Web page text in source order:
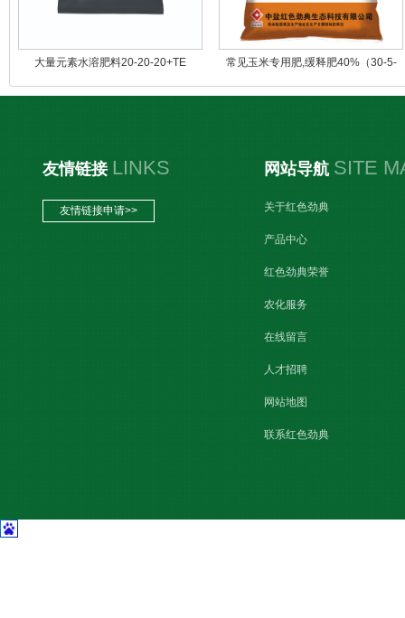
大量元素水溶肥料20-20-20+TE
常见玉米专用肥,缓释肥40%（30-5-
友情链接 LINKS
友情链接申请>>
网站导航 SITE
关于红色劲典
产品中心
红色劲典荣誉
农化服务
在线留言
人才招聘
网站地图
联系红色劲典